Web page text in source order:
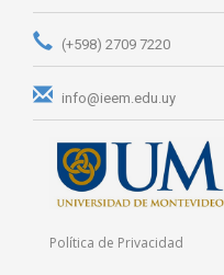
(+598) 2709 7220
info@ieem.edu.uy
Política de Privacidad